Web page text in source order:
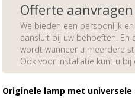
Offerte aanvragen
We bieden een persoonlijk
aansluit bij uw behoeften. En
wordt wanneer u meerdere
Ook voor installatie kunt u bij
Originele lamp met universele